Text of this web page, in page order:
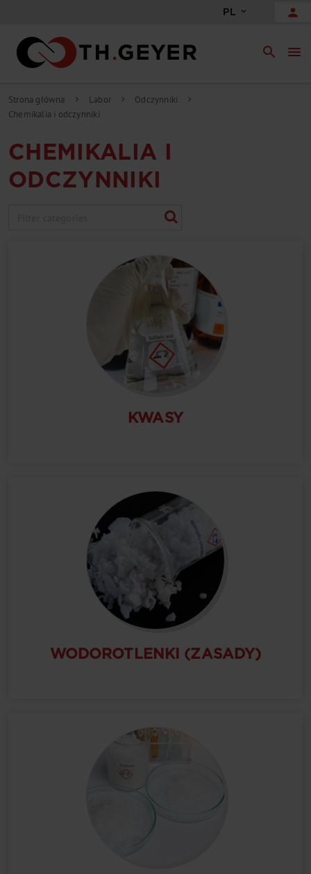
PL person
search menu
Strona główna chevron_right Labor chevron_right Odczynniki chevron_right
Chemikalia i odczynniki
CHEMIKALIA I
ODCZYNNIKI
KWASY
WODOROTLENKI (ZASADY)